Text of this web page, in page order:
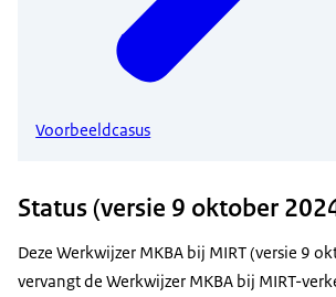
Voorbeeldcasus
Status (versie 9 oktober
Deze Werkwijzer MKBA bij MIRT (versie 9
vervangt de Werkwijzer MKBA bij MIRT-